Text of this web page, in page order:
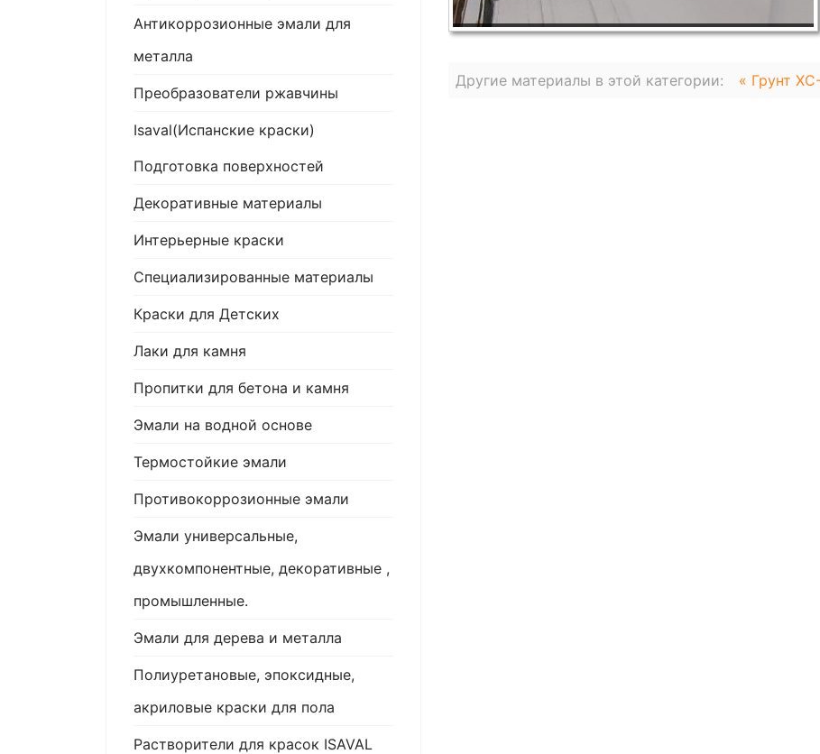
Антикоррозионные эмали для
металла
Преобразователи ржавчины
Isaval(Испанские краски)
Подготовка поверхностей
Декоративные материалы
Интерьерные краски
Специализированные материалы
Краски для Детских
Лаки для камня
Пропитки для бетона и камня
Эмали на водной основе
Термостойкие эмали
Противокоррозионные эмали
Эмали универсальные,
двухкомпонентные, декоративные ,
промышленные.
Эмали для дерева и металла
Полиуретановые, эпоксидные,
акриловые краски для пола
Растворители для красок ISAVAL
Другие материалы в этой категории: « Грунт